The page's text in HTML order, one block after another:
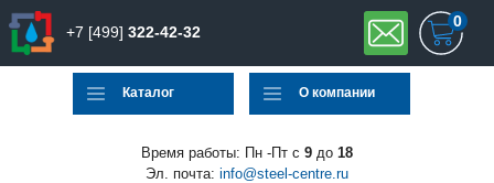
+7 [499] 322-42-32
0
Каталог О компании
Время работы: Пн -Пт с 9 до 18
Эл. почта: info@steel-centre.ru